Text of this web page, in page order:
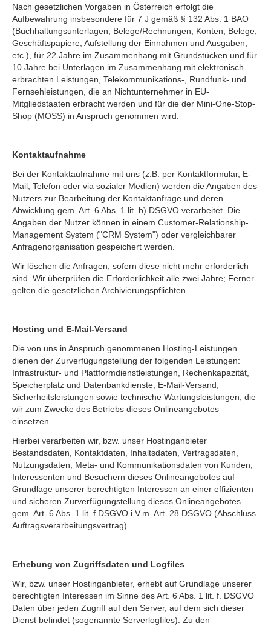
Nach gesetzlichen Vorgaben in Österreich erfolgt die
Aufbewahrung insbesondere für 7 J gemäß § 132 Abs. 1 BAO
(Buchhaltungsunterlagen, Belege/Rechnungen, Konten, Belege,
Geschäftspapiere, Aufstellung der Einnahmen und Ausgaben,
etc.), für 22 Jahre im Zusammenhang mit Grundstücken und für
10 Jahre bei Unterlagen im Zusammenhang mit elektronisch
erbrachten Leistungen, Telekommunikations-, Rundfunk- und
Fernsehleistungen, die an Nichtunternehmer in EU-
Mitgliedstaaten erbracht werden und für die der Mini-One-Stop-
Shop (MOSS) in Anspruch genommen wird.
Kontaktaufnahme
Bei der Kontaktaufnahme mit uns (z.B. per Kontaktformular, E-
Mail, Telefon oder via sozialer Medien) werden die Angaben des
Nutzers zur Bearbeitung der Kontaktanfrage und deren
Abwicklung gem. Art. 6 Abs. 1 lit. b) DSGVO verarbeitet. Die
Angaben der Nutzer können in einem Customer-Relationship-
Management System ("CRM System") oder vergleichbarer
Anfragenorganisation gespeichert werden.
Wir löschen die Anfragen, sofern diese nicht mehr erforderlich
sind. Wir überprüfen die Erforderlichkeit alle zwei Jahre; Ferner
gelten die gesetzlichen Archivierungspflichten.
Hosting und E-Mail-Versand
Die von uns in Anspruch genommenen Hosting-Leistungen
dienen der Zurverfügungstellung der folgenden Leistungen:
Infrastruktur- und Plattformdienstleistungen, Rechenkapazität,
Speicherplatz und Datenbankdienste, E-Mail-Versand,
Sicherheitsleistungen sowie technische Wartungsleistungen, die
wir zum Zwecke des Betriebs dieses Onlineangebotes
einsetzen.
Hierbei verarbeiten wir, bzw. unser Hostinganbieter
Bestandsdaten, Kontaktdaten, Inhaltsdaten, Vertragsdaten,
Nutzungsdaten, Meta- und Kommunikationsdaten von Kunden,
Interessenten und Besuchern dieses Onlineangebotes auf
Grundlage unserer berechtigten Interessen an einer effizienten
und sicheren Zurverfügungstellung dieses Onlineangebotes
gem. Art. 6 Abs. 1 lit. f DSGVO i.V.m. Art. 28 DSGVO (Abschluss
Auftragsverarbeitungsvertrag).
Erhebung von Zugriffsdaten und Logfiles
Wir, bzw. unser Hostinganbieter, erhebt auf Grundlage unserer
berechtigten Interessen im Sinne des Art. 6 Abs. 1 lit. f. DSGVO
Daten über jeden Zugriff auf den Server, auf dem sich dieser
Dienst befindet (sogenannte Serverlogfiles). Zu den